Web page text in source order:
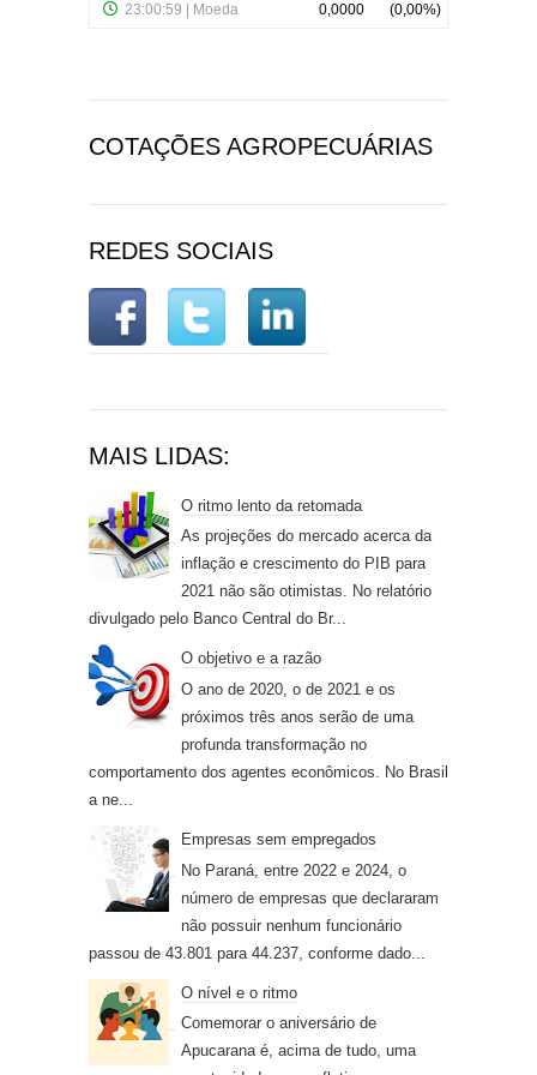
COTAÇÕES AGROPECUÁRIAS
REDES SOCIAIS
MAIS LIDAS:
O ritmo lento da retomada
As projeções do mercado acerca da
inflação e crescimento do PIB para
2021 não são otimistas. No relatório
divulgado pelo Banco Central do Br...
O objetivo e a razão
O ano de 2020, o de 2021 e os
próximos três anos serão de uma
profunda transformação no
comportamento dos agentes econômicos. No Brasil
a ne...
Empresas sem empregados
No Paraná, entre 2022 e 2024, o
número de empresas que declararam
não possuir nenhum funcionário
passou de 43.801 para 44.237, conforme dado...
O nível e o ritmo
Comemorar o aniversário de
Apucarana é, acima de tudo, uma